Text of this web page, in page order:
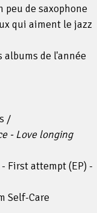
peu de saxophone
qui aiment le jazz
albums de l'année
/
- Love longing
First attempt (EP) -
Self-Care